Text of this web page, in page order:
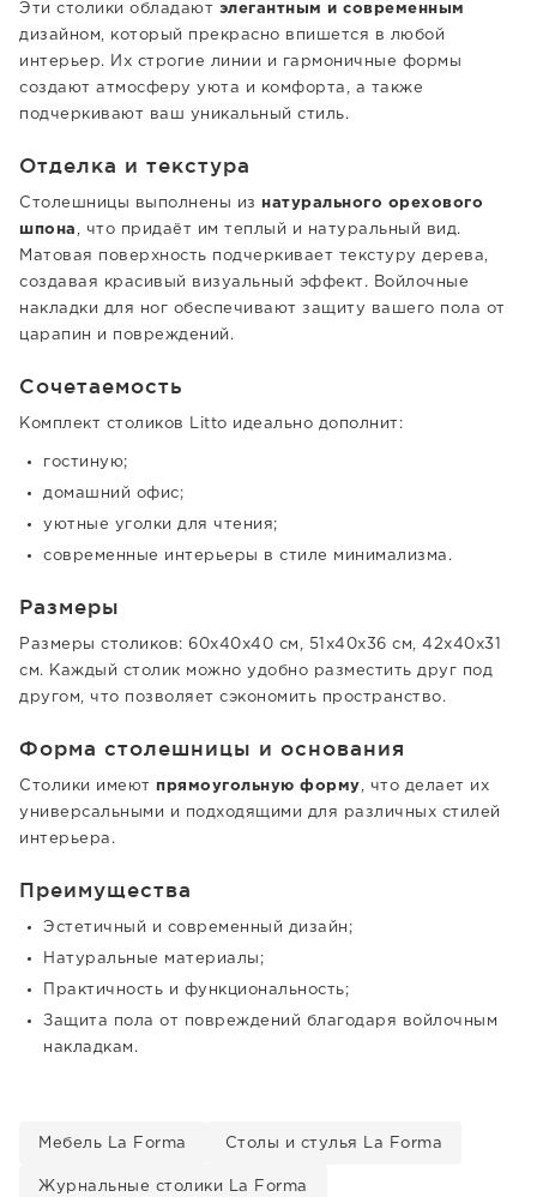
Эти столики обладают элегантным и современным
дизайном, который прекрасно впишется в любой
интерьер. Их строгие линии и гармоничные формы
создают атмосферу уюта и комфорта, а также
подчеркивают ваш уникальный стиль.
Отделка и текстура
Столешницы выполнены из натурального орехового
шпона
, что придаёт им теплый и натуральный вид.
Матовая поверхность подчеркивает текстуру дерева,
создавая красивый визуальный эффект. Войлочные
накладки для ног обеспечивают защиту вашего пола от
царапин и повреждений.
Сочетаемость
Комплект столиков Litto идеально дополнит:
гостиную;
домашний офис;
уютные уголки для чтения;
современные интерьеры в стиле минимализма.
Размеры
Размеры столиков: 60x40x40 см, 51x40x36 см, 42x40x31
см. Каждый столик можно удобно разместить друг под
другом, что позволяет сэкономить пространство.
Форма столешницы и основания
Столики имеют прямоугольную форму , что делает их
универсальными и подходящими для различных стилей
интерьера.
Преимущества
Эстетичный и современный дизайн;
Натуральные материалы;
Практичность и функциональность;
Защита пола от повреждений благодаря войлочным
накладкам.
Мебель La Forma Столы и стулья La Forma
Журнальные столики La Forma